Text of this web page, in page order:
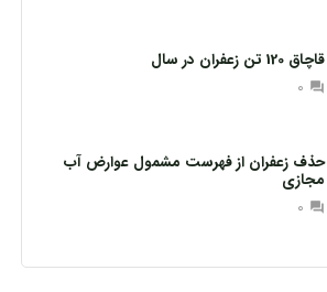
قاچاق 120 تن زعفران در سال
question_answer
0
حذف زعفران از فهرست مشمول عوارض آب
مجازی
question_answer
0